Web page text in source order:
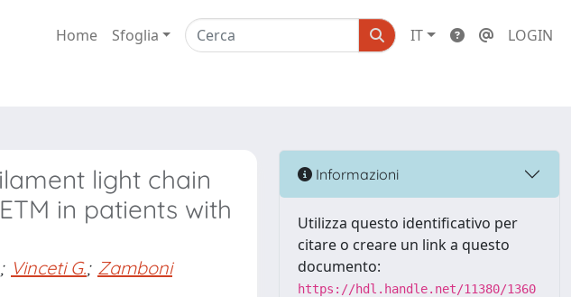
Home Sfoglia IT LOGIN
light chain
in patients with
; Vinceti G.; Zamboni
Informazioni
Utilizza questo identificativo per
citare o creare un link a questo
documento:
https://hdl.handle.net/11380/1360